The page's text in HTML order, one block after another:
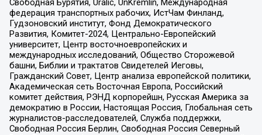
Свободная Бурятия, Uralic, UnKremlin, Международная
федерация транспортных рабочих, ИстЧам Финланд,
Гудзоновский институт, Фонд Демократического
Развития, Комитет-2024, Центрально-Европейский
университет, Центр восточноевропейских и
международных исследований, Общество Сторожевой
башни, Библии и трактатов Свидетелей Иеговы,
Гражданский Совет, Центр анализа европейской политики,
Академическая сеть Восточная Европа, Российский
комитет действия, РЭНД корпорейшн, Русская Америка за
демократию в России, Настоящая Россия, Глобальная сеть
журналистов-расследователей, Служба поддержки,
Свободная Россия Берлин, Свободная Россия Северный